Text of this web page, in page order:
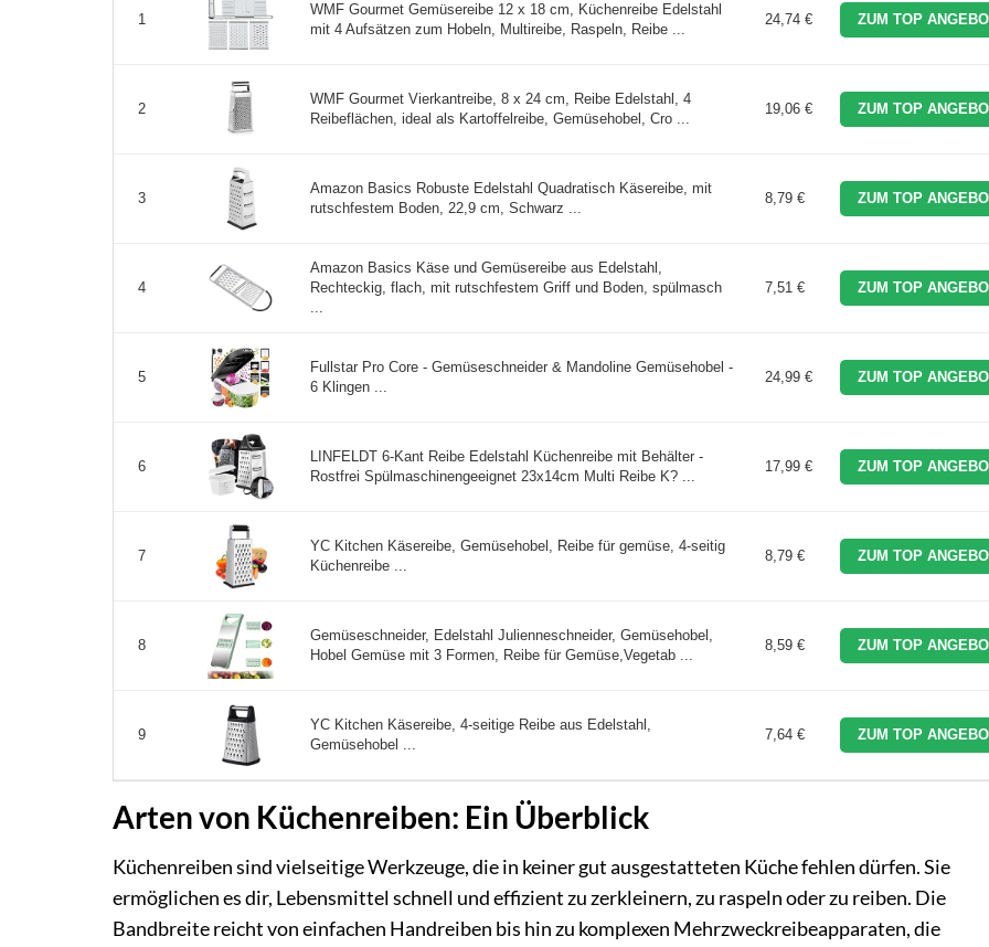
1
WMF Gourmet Gemüsereibe 12 x 18 cm, Küchenreibe Edelstahl
mit 4 Aufsätzen zum Hobeln, Multireibe, Raspeln, Reibe ...
24,74 € ZUM TOP
2
WMF Gourmet Vierkantreibe, 8 x 24 cm, Reibe Edelstahl, 4
Reibeflächen, ideal als Kartoffelreibe, Gemüsehobel, Cro ...
19,06 € ZUM TOP
3
Amazon Basics Robuste Edelstahl Quadratisch Käsereibe, mit
rutschfestem Boden, 22,9 cm, Schwarz ...
8,79 € ZUM TOP
4
Amazon Basics Käse und Gemüsereibe aus Edelstahl,
Rechteckig, flach, mit rutschfestem Griff und Boden, spülmasch
...
7,51 € ZUM TOP
5
Fullstar Pro Core - Gemüseschneider & Mandoline Gemüsehobel -
6 Klingen ...
24,99 € ZUM TOP
6
LINFELDT 6-Kant Reibe Edelstahl Küchenreibe mit Behälter -
Rostfrei Spülmaschinengeeignet 23x14cm Multi Reibe K? ...
17,99 € ZUM TOP
7
YC Kitchen Käsereibe, Gemüsehobel, Reibe für gemüse, 4-seitig
Küchenreibe ...
8,79 € ZUM TOP
8
Gemüseschneider, Edelstahl Julienneschneider, Gemüsehobel,
Hobel Gemüse mit 3 Formen, Reibe für Gemüse,Vegetab ...
8,59 € ZUM TOP
9
YC Kitchen Käsereibe, 4-seitige Reibe aus Edelstahl,
Gemüsehobel ...
7,64 € ZUM TOP
Arten von Küchenreiben: Ein Überblick
Küchenreiben sind vielseitige Werkzeuge, die in keiner gut ausgestatteten Küche fehlen dürfen. Sie
ermöglichen es dir, Lebensmittel schnell und effizient zu zerkleinern, zu raspeln oder zu reiben. Die
Bandbreite reicht von einfachen Handreiben bis hin zu komplexen Mehrzweckreibeapparaten, die